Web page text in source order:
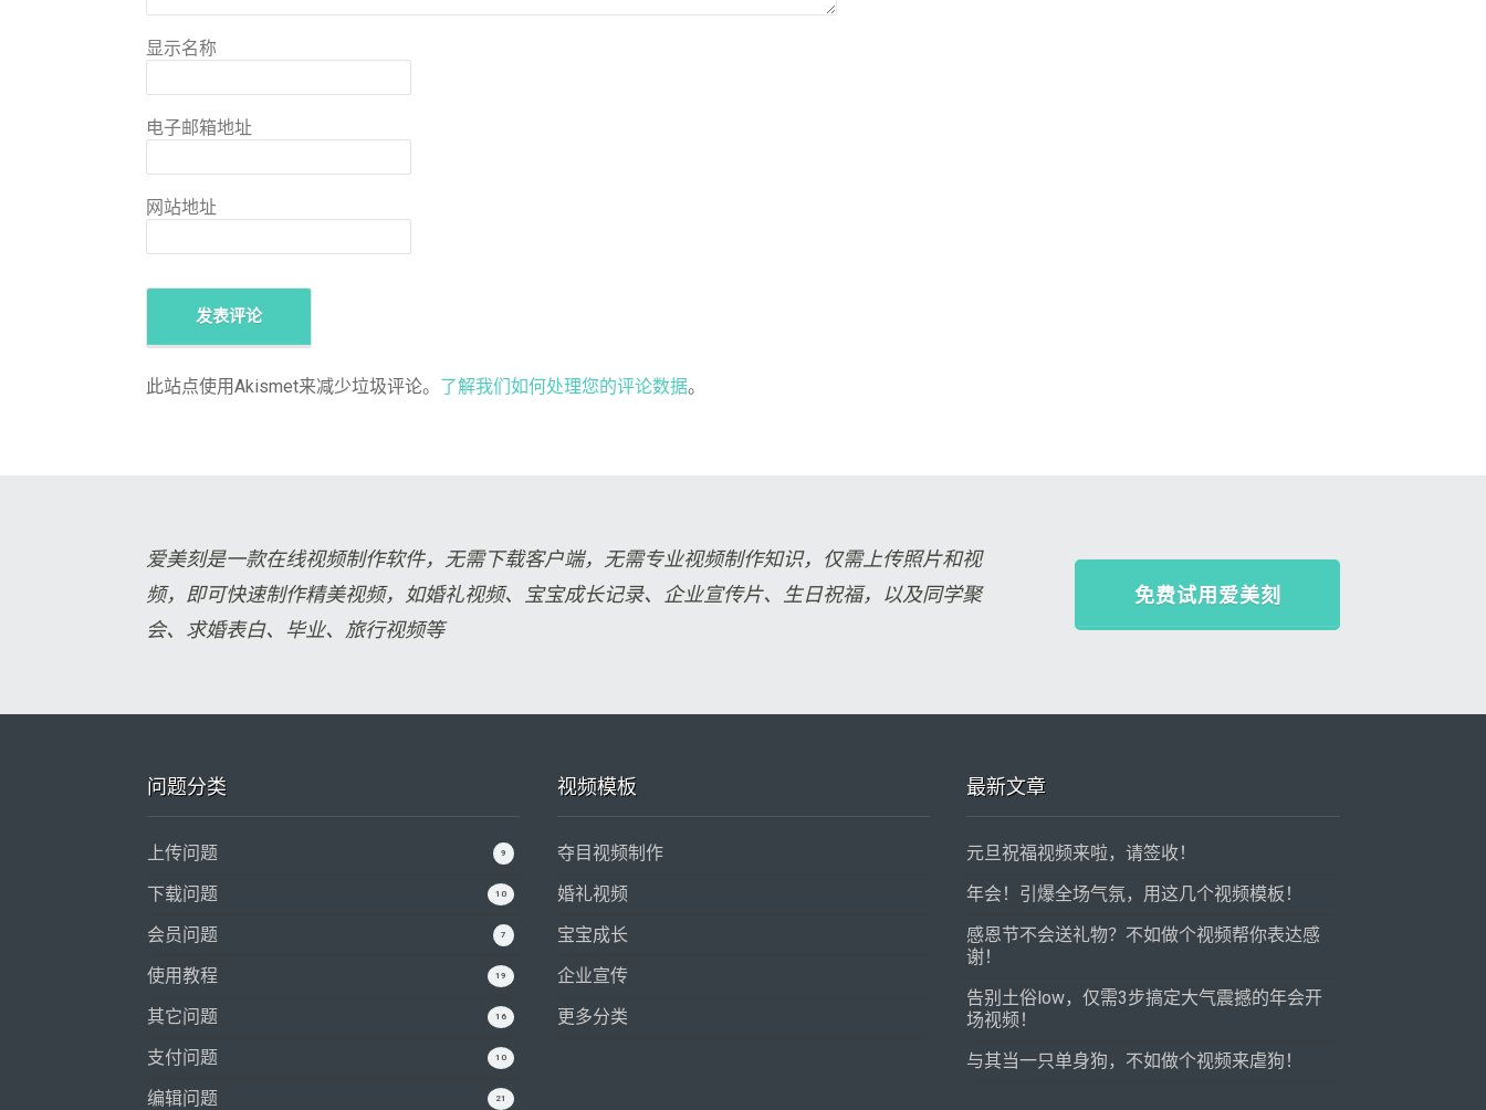
显示名称
电子邮箱地址
网站地址
此站点使用Akismet来减少垃圾评论。 了解我们如何处理您的评论数据。
爱美刻是一款在线视频制作软件，无需下载客户端，无需专业视频制作知识，仅需上传照片和视
频，即可快速制作精美视频，如婚礼视频、宝宝成长记录、企业宣传片、生日祝福，以及同学聚
会、求婚表白、毕业、旅行视频等
免费试用爱美刻
问题分类
9
上传问题
10
下载问题
7
会员问题
19
使用教程
16
其它问题
10
支付问题
21
编辑问题
视频模板
夺目视频制作
婚礼视频
宝宝成长
企业宣传
更多分类
最新文章
元旦祝福视频来啦，请签收！
年会！引爆全场气氛，用这几个视频模板！
感恩节不会送礼物？不如做个视频帮你表达感
谢！
告别土俗low，仅需3步搞定大气震撼的年会开
场视频！
与其当一只单身狗，不如做个视频来虐狗！